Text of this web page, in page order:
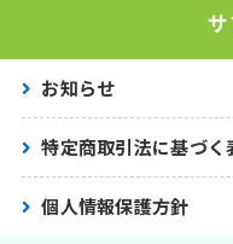
お知らせ
特定商取引法に基づく
個人情報保護方針